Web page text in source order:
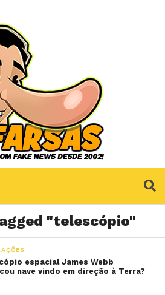
"telescópio"
espacial James Webb
nave vindo em direção à Terra?